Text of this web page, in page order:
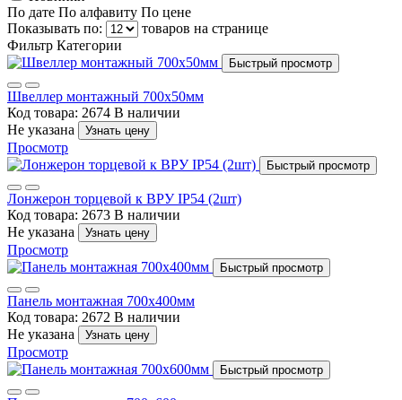
По дате По алфавиту По цене
Показывать по:
товаров на странице
Фильтр Категории
Быстрый просмотр
Швеллер монтажный 700х50мм
Код товара: 2674 В наличии
Не указана
Узнать цену
Просмотр
Быстрый просмотр
Лонжерон торцевой к ВРУ IP54 (2шт)
Код товара: 2673 В наличии
Не указана
Узнать цену
Просмотр
Быстрый просмотр
Панель монтажная 700х400мм
Код товара: 2672 В наличии
Не указана
Узнать цену
Просмотр
Быстрый просмотр